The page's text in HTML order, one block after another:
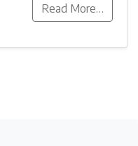
Read More…